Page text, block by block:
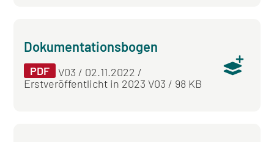
Dokumentationsbogen
PDF
V03 / 02.11.2022 /
Erstveröffentlicht in 2023 V03 / 98 KB